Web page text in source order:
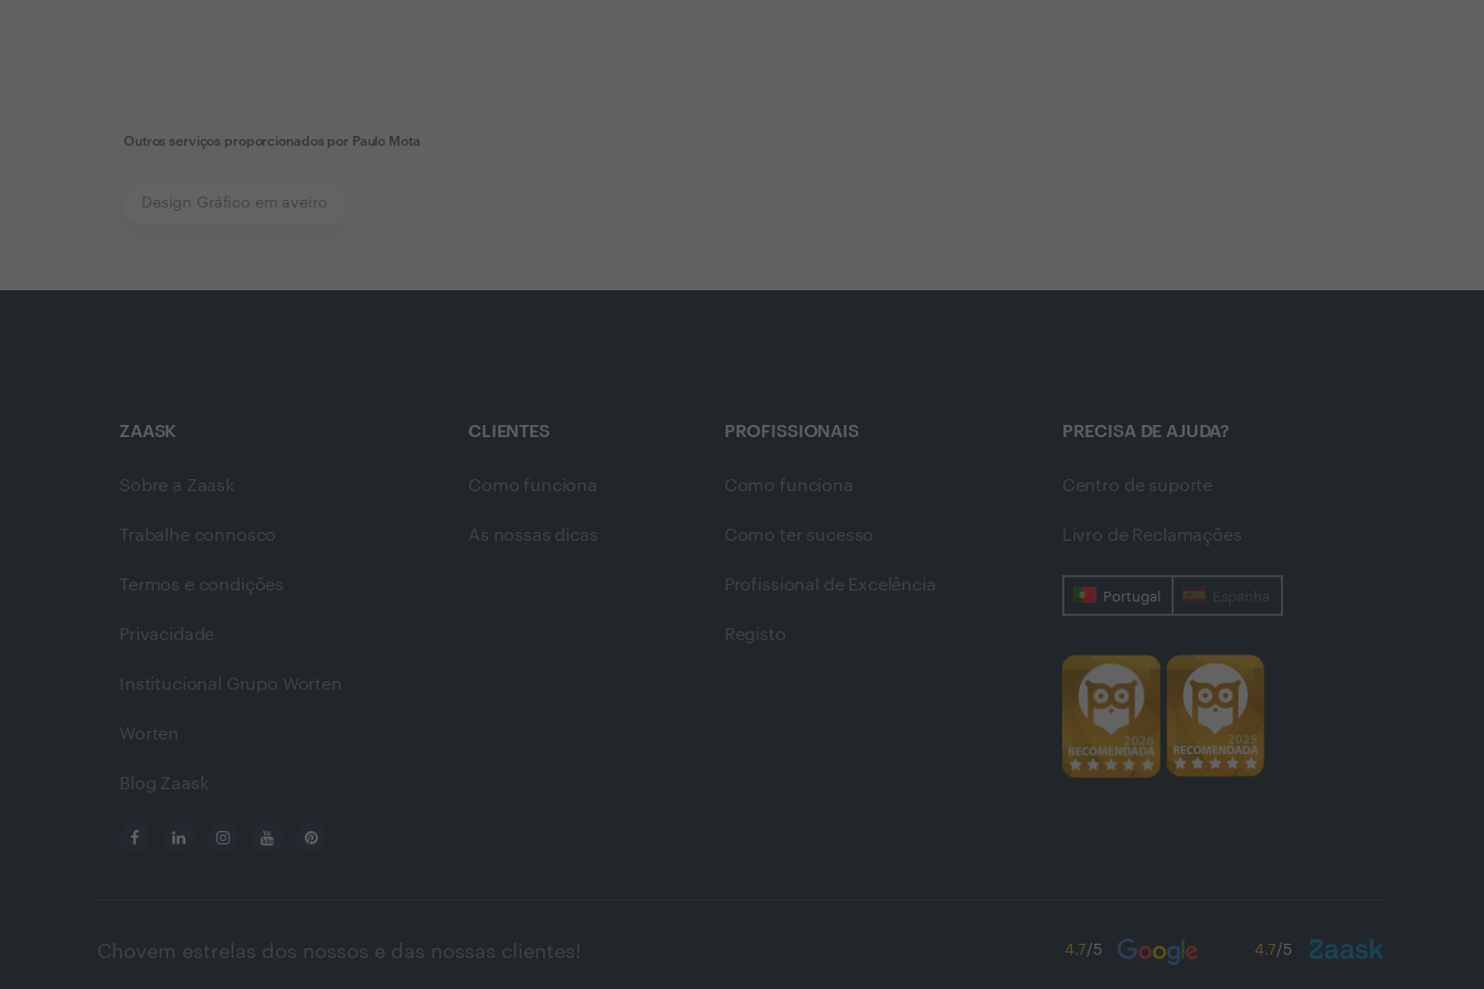
Outros serviços proporcionados por Paulo Mota
Design Gráfico em aveiro
ZAASK
Sobre a Zaask
Trabalhe connosco
Termos e condições
Privacidade
Institucional Grupo Worten
Worten
Blog Zaask
CLIENTES
Como funciona
As nossas dicas
PROFISSIONAIS
Como funciona
Como ter sucesso
Profissional de Excelência
Registo
PRECISA DE AJUDA?
Centro de suporte
Livro de Reclamações
Portugal Espanha
Chovem estrelas dos nossos e das nossas clientes! 4.7/5 4.7/5